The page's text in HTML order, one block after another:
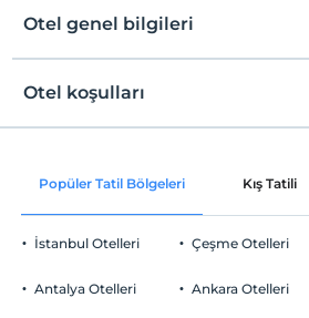
Plaja 50 metre
Kum plaj
Otel genel bilgileri
Ortak alanlar ve tüm
Otel koşulları
Check/in
Check/out
En geç saat 11:00 ve öncesi
Evcil Hayvan
Popüler Tatil Bölgeleri Kış Tatili
İstanbul Otelleri
Antalya Otelleri
Çeşme Otelleri
Ankara Otelleri